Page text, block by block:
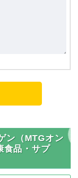
ン（MTGオン
食品・サプ